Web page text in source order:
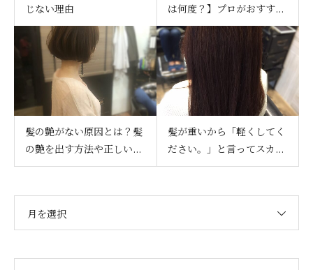
じない理由
は何度？】プロがおすす...
髪の艶がない原因とは？髪
の艶を出す方法や正しい...
髪が重いから「軽くしてく
ださい。」と言ってスカ...
月を選択